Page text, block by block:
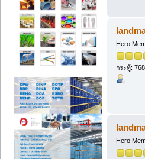
Hero
กระทู้:
Hero